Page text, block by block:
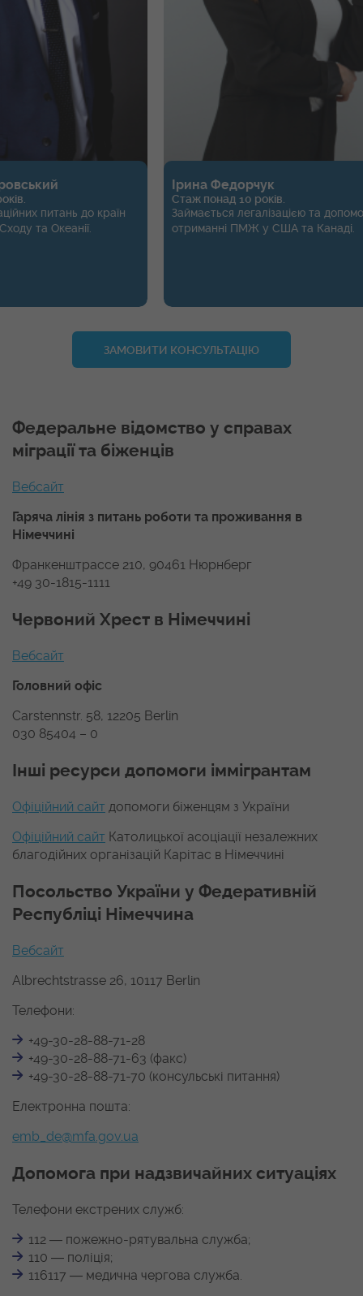
питань до країн
Океанії.
Ірина Федорчук
Стаж понад 10 років.
Займається легалізацією та допомогою в
отриманні ПМЖ у США та Канаді.
ЗАМОВИТИ КОНСУЛЬТАЦІЮ
Федеральне відомство у справах
міграції та біженців
Вебсайт
Гаряча лінія з питань роботи та проживання в
Німеччині
Франкенштрассе 210, 90461 Нюрнберг
+49 30-1815-1111
Червоний Хрест в Німеччині
Вебсайт
Головний офіс
Carstennstr. 58, 12205 Berlin
030 85404 – 0
Інші ресурси допомоги іммігрантам
Офіційний сайт допомоги біженцям з України
Офіційний сайт Католицької асоціації незалежних
благодійних організацій Карітас в Німеччині
Посольство України у Федеративній
Республіці Німеччина
Вебсайт
Albrechtstrasse 26, 10117 Berlin
Телефони:
+49-30-28-88-71-28
+49-30-28-88-71-63 (факс)
+49-30-28-88-71-70 (консульські питання)
Електронна пошта:
emb_de@mfa.gov.ua
Допомога при надзвичайних ситуаціях
Телефони екстрених служб:
112 ― пожежно-рятувальна служба;
110 ― поліція;
116117 ― медична чергова служба.